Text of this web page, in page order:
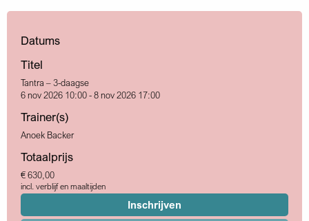
Datums
Titel
Tantra – 3-daagse
6 nov 2026 10:00 - 8 nov 2026 17:00
Trainer(s)
Anoek Backer
Totaalprijs
€ 630,00
incl. verblijf en maaltijden
Inschrijven